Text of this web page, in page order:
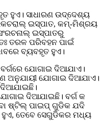
ହୁଏ। ସାଧାରଣ ଉଦ୍ଦେଶ୍ୟ
ଇସ୍ପାତ, କମ୍-ମିଶ୍ରୟ
ଇସ୍ପାତରୁ
ତରଳ ପରିବହନ ପାଇଁ
ବ୍ୟବହୃତ ହୁଏ।
ଯୋଗାଇ ଦିଆଯାଏ।
ଅନୁଯାୟୀ ଯୋଗାଇ ଦିଆଯାଏ।
ଦିଆଯାଇଛି। ବର୍ଗ କ
ଷ୍ଟିଲ୍ ପାଇପ୍ ଗୁଡିକ ଯଦି
ହୁଏ, ତେବେ ସେଗୁଡିକର ମଧ୍ୟ